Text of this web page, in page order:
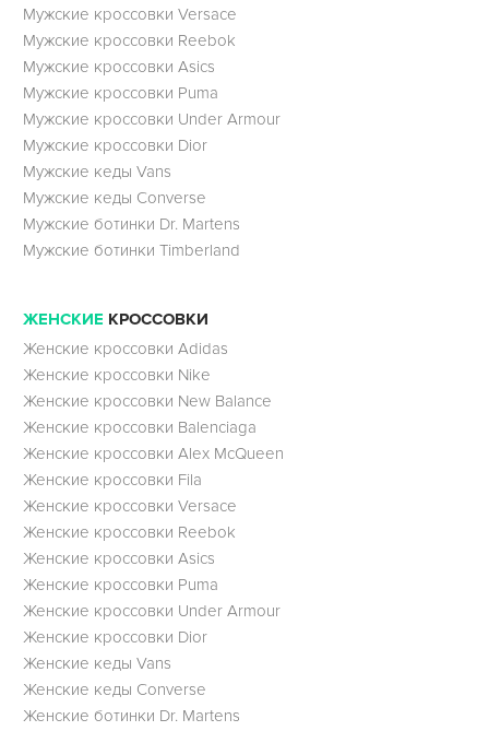
Мужские кроссовки Versace
Мужские кроссовки Reebok
Мужские кроссовки Asics
Мужские кроссовки Puma
Мужские кроссовки Under Armour
Мужские кроссовки Dior
Мужские кеды Vans
Мужские кеды Converse
Мужские ботинки Dr. Martens
Мужские ботинки Timberland
ЖЕНСКИЕ КРОССОВКИ
Женские кроссовки Adidas
Женские кроссовки Nike
Женские кроссовки New Balance
Женские кроссовки Balenciaga
Женские кроссовки Alex McQueen
Женские кроссовки Fila
Женские кроссовки Versace
Женские кроссовки Reebok
Женские кроссовки Asics
Женские кроссовки Puma
Женские кроссовки Under Armour
Женские кроссовки Dior
Женские кеды Vans
Женские кеды Converse
Женские ботинки Dr. Martens